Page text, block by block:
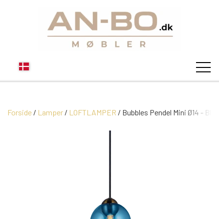
STUEN
MODUL SOFA DALLAS
SOFABORDE
SOVEVÆRELSE
Forside Lamper LOFTLAMPER Bubbles Pendel Mini Ø14 - Blå